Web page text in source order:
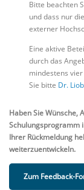
Bitte beachten
und dass nur
externer
Eine aktive
durch das
mindestens
Sie bitte Dr.
Haben Sie Wünsche,
Schulungsprogramm
Ihrer Rückmeldung
weiterzuentwickeln.
Zum Feedback-